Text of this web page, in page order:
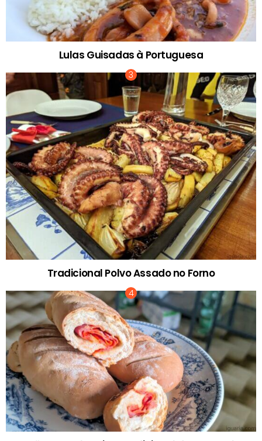
Lulas Guisadas à Portuguesa
Tradicional Polvo Assado no Forno